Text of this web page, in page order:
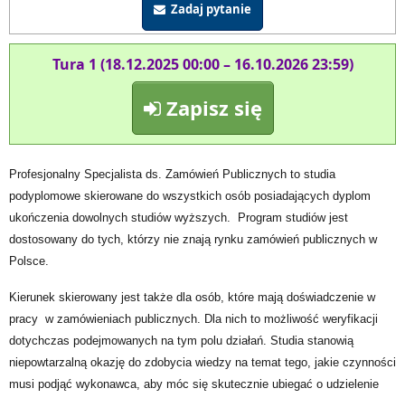
Zadaj pytanie
Tura 1 (18.12.2025 00:00 – 16.10.2026 23:59)
Zapisz się
Profesjonalny Specjalista ds. Zamówień Publicznych to studia
podyplomowe skierowane do wszystkich osób posiadających dyplom
ukończenia dowolnych studiów wyższych. Program studiów jest
dostosowany do tych, którzy nie znają rynku zamówień publicznych w
Polsce.
Kierunek skierowany jest także dla osób, które mają doświadczenie w
pracy w zamówieniach publicznych. Dla nich to możliwość weryfikacji
dotychczas podejmowanych na tym polu działań. Studia stanowią
niepowtarzalną okazję do zdobycia wiedzy na temat tego, jakie czynności
musi podjąć wykonawca, aby móc się skutecznie ubiegać o udzielenie